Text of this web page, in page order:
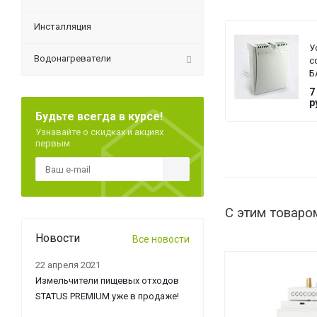
7
С этим
Инсталляция
Водонагреватели
Будьте всегда в курсе!
Узнавайте о скидках и акциях
первым
Новости Все новости
22 апреля 2021
Измельчители пищевых отходов
STATUS PREMIUM уже в продаже!